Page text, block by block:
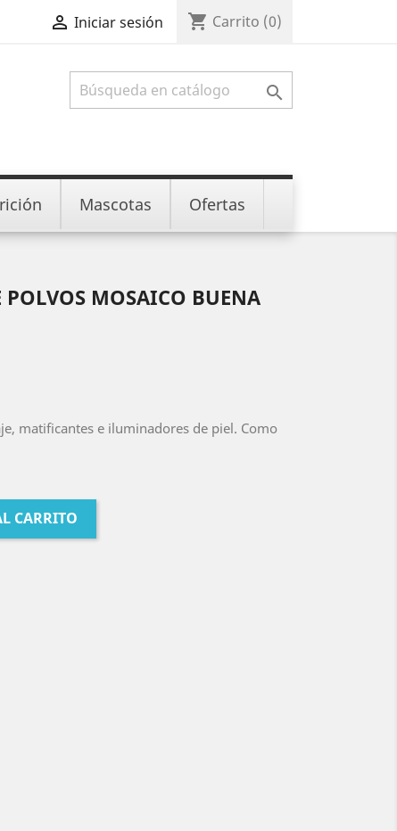
 Iniciar sesión shopping_cart Carrito (0)

Mascotas Ofertas
POLVOS MOSAICO BUENA
matificantes e iluminadores de piel. Como
CARRITO